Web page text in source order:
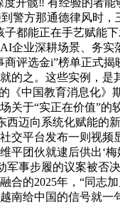
髋‼️ 有经验的者
警方那通德律风时
都能正在手艺赋能
企业深耕场景、务
评选金i”榜单正式
的之。这些实例，
《中国教育消息化
于“实正在价值”
迈向系统化赋能
交平台发布一则视
团伙就逮后供出‘
军事步履的议案被
的2025年，“同
给中国的信号就